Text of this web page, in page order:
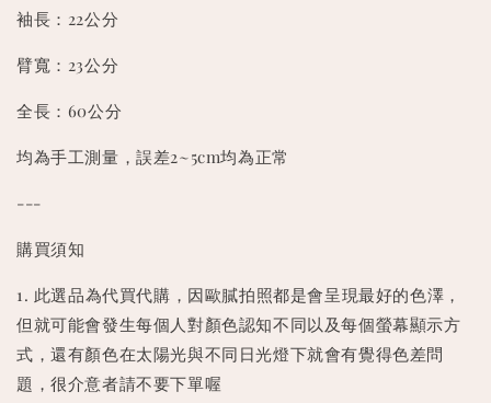
袖長：22公分
臂寬：23公分
全長：60公分
均為手工測量，誤差2~5cm均為正常
---
購買須知
1. 此選品為代買代購，因歐膩拍照都是會呈現最好的色澤，
但就可能會發生每個人對顏色認知不同以及每個螢幕顯示方
式，還有顏色在太陽光與不同日光燈下就會有覺得色差問
題，很介意者請不要下單喔